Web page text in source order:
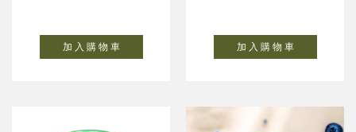
加 入 購 物 車 加 入 購 物 車